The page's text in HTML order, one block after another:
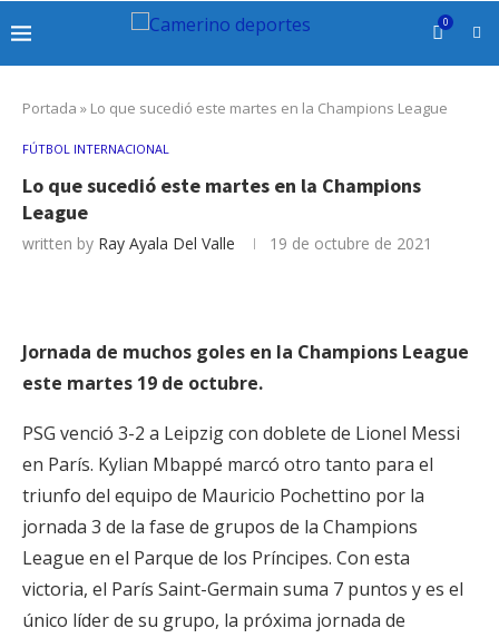
0
Portada » Lo que sucedió este martes en la Champions League
FÚTBOL INTERNACIONAL
Lo que sucedió este martes en la Champions
League
written by Ray Ayala Del Valle 19 de octubre de 2021
Jornada de muchos goles en la Champions League
este martes 19 de octubre.
PSG venció 3-2 a Leipzig con doblete de Lionel Messi
en París. Kylian Mbappé marcó otro tanto para el
triunfo del equipo de Mauricio Pochettino por la
jornada 3 de la fase de grupos de la Champions
League en el Parque de los Príncipes. Con esta
victoria, el París Saint-Germain suma 7 puntos y es el
único líder de su grupo, la próxima jornada de